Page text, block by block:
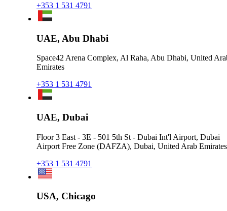
+353 1 531 4791
UAE, Abu Dhabi
Space42 Arena Complex, Al Raha, Abu Dhabi, United
Emirates
+353 1 531 4791
UAE, Dubai
Floor 3 East - 3E - 501 5th St - Dubai Int'l Airport, Dubai
Airport Free Zone (DAFZA), Dubai, United Arab Emirates
+353 1 531 4791
USA, Chicago